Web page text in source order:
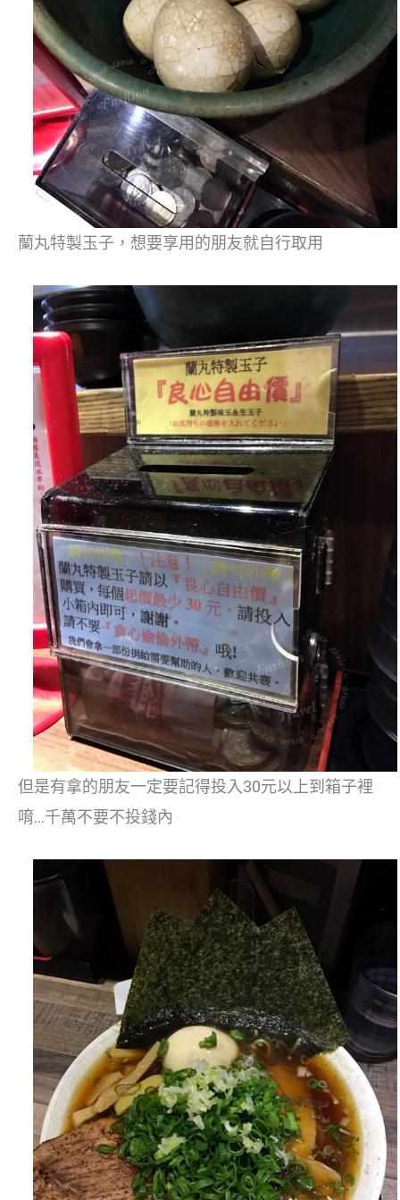
蘭丸特製玉子，想要享用的朋友就自行取用
但是有拿的朋友一定要記得投入30元以上到箱子裡
唷…千萬不要不投錢內